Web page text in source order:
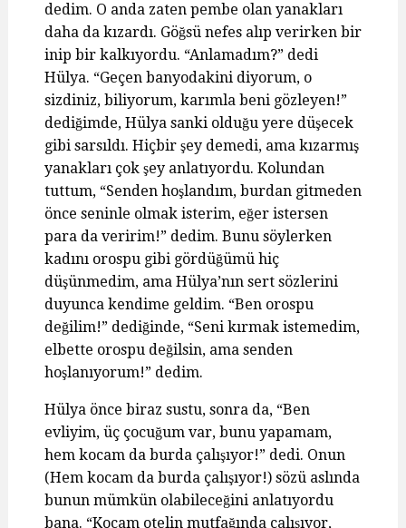
dedim. O anda zaten pembe olan yanakları
daha da kızardı. Göğsü nefes alıp verirken bir
inip bir kalkıyordu. “Anlamadım?” dedi
Hülya. “Geçen banyodakini diyorum, o
sizdiniz, biliyorum, karımla beni gözleyen!”
dediğimde, Hülya sanki olduğu yere düşecek
gibi sarsıldı. Hiçbir şey demedi, ama kızarmış
yanakları çok şey anlatıyordu. Kolundan
tuttum, “Senden hoşlandım, burdan gitmeden
önce seninle olmak isterim, eğer istersen
para da veririm!” dedim. Bunu söylerken
kadını orospu gibi gördüğümü hiç
düşünmedim, ama Hülya’nın sert sözlerini
duyunca kendime geldim. “Ben orospu
değilim!” dediğinde, “Seni kırmak istemedim,
elbette orospu değilsin, ama senden
hoşlanıyorum!” dedim.
Hülya önce biraz sustu, sonra da, “Ben
evliyim, üç çocuğum var, bunu yapamam,
hem kocam da burda çalışıyor!” dedi. Onun
(Hem kocam da burda çalışıyor!) sözü aslında
bunun mümkün olabileceğini anlatıyordu
bana. “Kocam otelin mutfağında çalışıyor,